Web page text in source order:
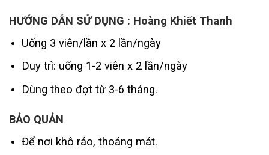
HƯỚNG DẪN SỬ DỤNG : Hoàng Khiết Thanh
Uống 3 viên/lần x 2 lần/ngày
Duy trì: uống 1-2 viên x 2 lần/ngày
Dùng theo đợt từ 3-6 tháng.
BẢO QUẢN
Để nơi khô ráo, thoáng mát.